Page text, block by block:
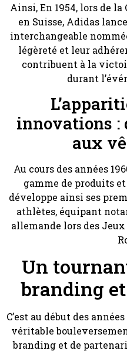
Ainsi, En 1954, lors de
en Suisse, Adidas
interchangeable
légèreté et leur
contribuent à la
durant
innovations :
aux
Au cours des années
gamme de produits
développe ainsi ses
athlètes, équipant
allemande lors des Jeux
Un
branding
C’est au début des
véritable
branding et de